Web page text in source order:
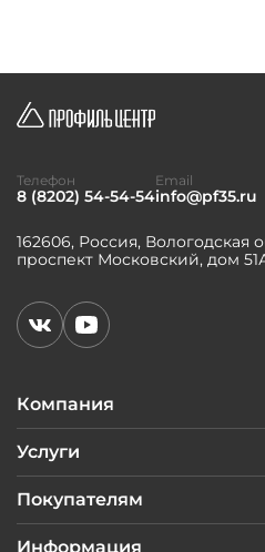
Компания
Услуги
Покупателям
Информация
162606, Россия, Вологодская
проспект Московский, дом
Телефон
8 (8202) 54-54-54
Email
info@pf35.ru